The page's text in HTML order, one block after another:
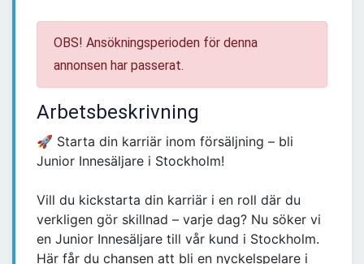
OBS! Ansökningsperioden för denna
annonsen har passerat.
Arbetsbeskrivning
🚀 Starta din karriär inom försäljning – bli
Junior Innesäljare i Stockholm!
Vill du kickstarta din karriär i en roll där du
verkligen gör skillnad – varje dag? Nu söker vi
en Junior Innesäljare till vår kund i Stockholm.
Här får du chansen att bli en nyckelspelare i